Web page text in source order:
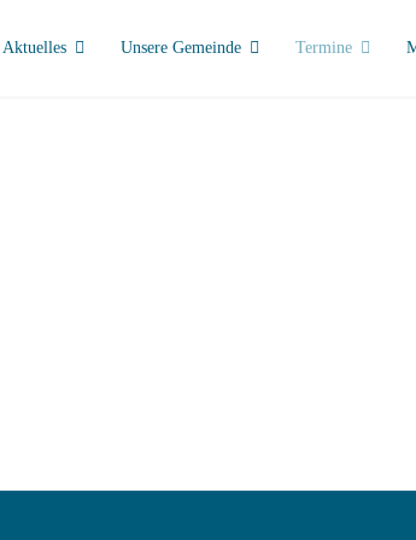
Aktuelles Unsere Gemeinde Termine